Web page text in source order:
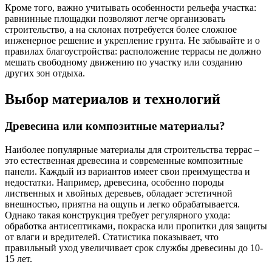
Кроме того, важно учитывать особенности рельефа участка:
равнинные площадки позволяют легче организовать
строительство, а на склонах потребуется более сложное
инженерное решение и укрепление грунта. Не забывайте и о
правилах благоустройства: расположение террасы не должно
мешать свободному движению по участку или созданию
других зон отдыха.
Выбор материалов и технологий
Древесина или композитные материалы?
Наиболее популярные материалы для строительства террас –
это естественная древесина и современные композитные
панели. Каждый из вариантов имеет свои преимущества и
недостатки. Например, древесина, особенно породы
лиственных и хвойных деревьев, обладает эстетичной
внешностью, приятна на ощупь и легко обрабатывается.
Однако такая конструкция требует регулярного ухода:
обработка антисептиками, покраска или пропитки для защиты
от влаги и вредителей. Статистика показывает, что
правильный уход увеличивает срок службы древесины до 10-
15 лет.